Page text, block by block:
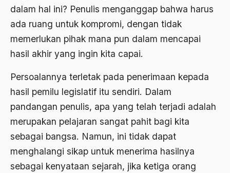
dalam hal ini? Penulis menganggap bahwa harus
ada ruang untuk kompromi, dengan tidak
memerlukan pihak mana pun dalam mencapai
hasil akhir yang ingin kita capai.
Persoalannya terletak pada penerimaan kepada
hasil pemilu legislatif itu sendiri. Dalam
pandangan penulis, apa yang telah terjadi adalah
merupakan pelajaran sangat pahit bagi kita
sebagai bangsa. Namun, ini tidak dapat
menghalangi sikap untuk menerima hasilnya
sebagai kenyataan sejarah, jika ketiga orang
1996
1995
1994
1991
1990
1989
1988
Aceh
Ad-daulah
adat
Adat dan Syari'at
Adat Ngada
Adat Siri